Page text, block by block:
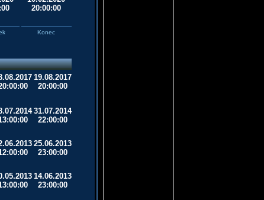
20:00:00
Konec
19.08.2017
20:00:00
31.07.2014
22:00:00
25.06.2013
23:00:00
14.06.2013
23:00:00